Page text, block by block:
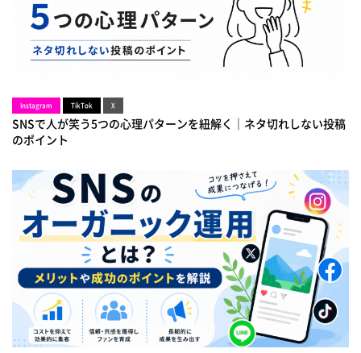
Instagram TikTok X
SNSで人が笑う5つの心理パターンを紐解く｜ネタ切れしない投稿
のポイント